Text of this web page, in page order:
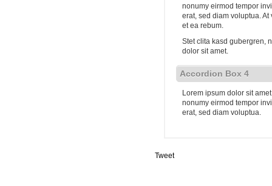
nonumy eirmod tempor
erat, sed diam voluptua.
et ea rebum.
Stet clita kasd gubergren,
dolor sit amet.
Accordion Box 4
Lorem ipsum dolor sit
nonumy eirmod tempor
erat, sed diam voluptua.
Tweet